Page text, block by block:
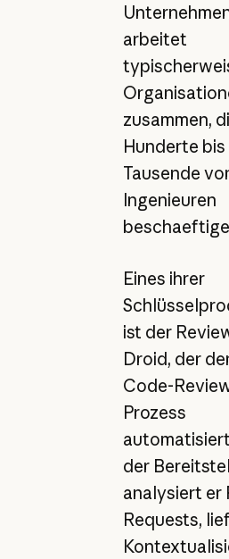
arbeitet
zusammen,
Hunderte bis
Tausende
Ingenieuren
Eines ihrer
ist der
Droid, der
Code-
Prozess
der
analysiert er
Requests,